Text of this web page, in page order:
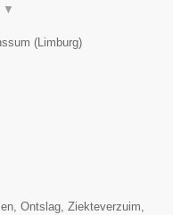
▼
(Limburg)
Ontslag, Ziekteverzuim,